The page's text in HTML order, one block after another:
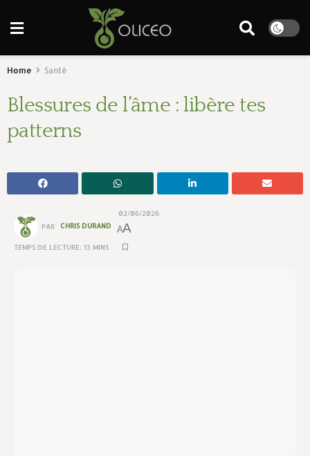
Home Santé
Blessures de l’âme : libère tes
patterns
PAR CHRIS DURAND
TEMPS DE LECTURE: 13 MINS
02/06/2026
AA